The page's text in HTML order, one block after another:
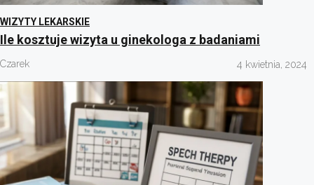
WIZYTY LEKARSKIE
Ile kosztuje wizyta u ginekologa z badaniami
Czarek 4 kwietnia, 2024